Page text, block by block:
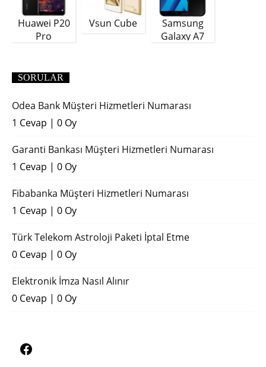
Huawei P20
Pro
Vsun Cube
Samsung
Galaxy A7
SORULAR
Odea Bank Müşteri Hizmetleri Numarası
1 Cevap | 0 Oy
Garanti Bankası Müşteri Hizmetleri Numarası
1 Cevap | 0 Oy
Fibabanka Müşteri Hizmetleri Numarası
1 Cevap | 0 Oy
Türk Telekom Astroloji Paketi İptal Etme
0 Cevap | 0 Oy
Elektronik İmza Nasıl Alınır
0 Cevap | 0 Oy